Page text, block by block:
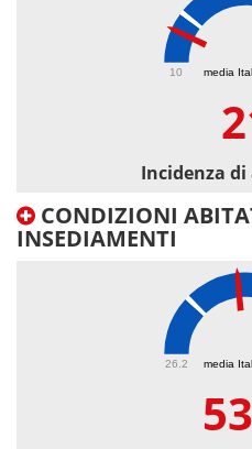
media
10
Incidenza
CONDIZIONI
INSEDIAMENTI
media
26.2